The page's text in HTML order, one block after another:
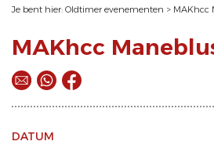
Je bent hier: Oldtimer evenementen > MAKhcc
MAKhcc
DATUM